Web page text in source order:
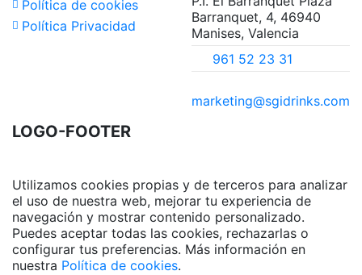
Política de cookies
Política Privacidad
Barranquet, 4, 46940
Manises, Valencia
961 52 23 31
marketing@sgidrinks.com
LOGO-FOOTER
Utilizamos cookies propias y de terceros para analizar
el uso de nuestra web, mejorar tu experiencia de
navegación y mostrar contenido personalizado.
Puedes aceptar todas las cookies, rechazarlas o
configurar tus preferencias. Más información en
nuestra Política de cookies.